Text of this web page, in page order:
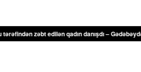
qadın danışdı – Gədəbəydən ŞİKAYƏT